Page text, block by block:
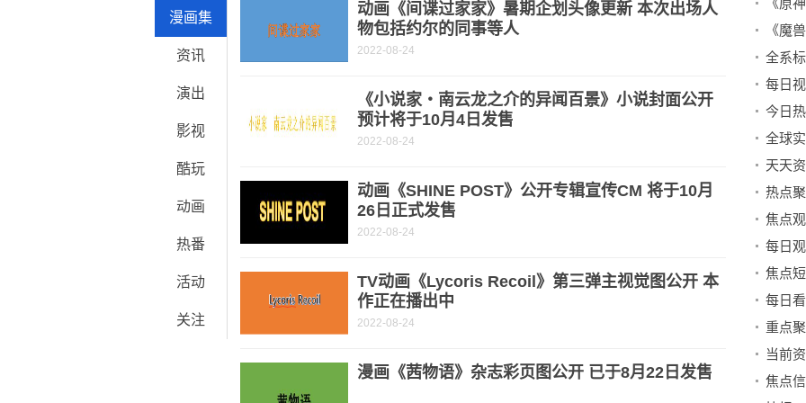
漫画集
资讯
演出
影视
酷玩
动画
热番
活动
关注
动画《间谍过家家》暑期企划头像更新 本次出场人
物包括约尔的同事等人
2022-08-24
《小说家・南云龙之介的异闻百景》小说封面公开
预计将于10月4日发售
2022-08-24
动画《SHINE POST》公开专辑宣传CM 将于10月
26日正式发售
2022-08-24
TV动画《Lycoris Recoil》第三弹主视觉图公开 本
作正在播出中
2022-08-24
漫画《茜物语》杂志彩页图公开 已于8月22日发售
焦点